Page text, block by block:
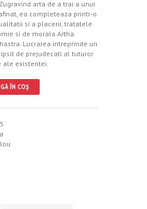
arta de a trai a unui
ea completeaza printr-o
si a placerii, tratatele
si de morala Artha
Lucrarea intreprinde un
de prejudecati al tuturor
ale existentei.
ÎN COȘ